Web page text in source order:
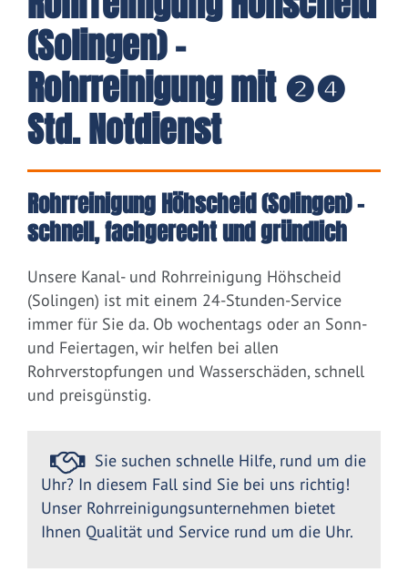
(Solingen) -
Rohrreinigung mit ❷❹
Std. Notdienst
Rohrreinigung Höhscheid (Solingen) –
schnell, fachgerecht und gründlich
Unsere Kanal- und Rohrreinigung Höhscheid
(Solingen) ist mit einem 24-Stunden-Service
immer für Sie da. Ob wochentags oder an Sonn-
und Feiertagen, wir helfen bei allen
Rohrverstopfungen und Wasserschäden, schnell
und preisgünstig.
Sie suchen schnelle Hilfe, rund um die
Uhr? In diesem Fall sind Sie bei uns richtig!
Unser Rohrreinigungsunternehmen bietet
Ihnen Qualität und Service rund um die Uhr.